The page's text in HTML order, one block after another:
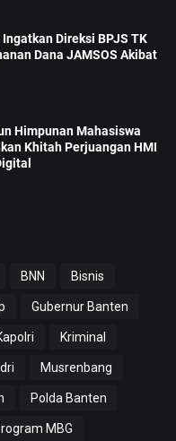
Direksi BPJS TK
Dana JAMSOS Akibat
Himpunan Mahasiswa
Khitah Perjuangan HMI
BNN Bisnis
Gubernur Banten
Kriminal
Musrenbang
Polda Banten
MBG